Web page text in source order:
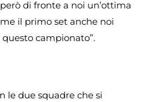
di fronte a noi un’ottima
il primo set anche noi
campionato”.
le due squadre che si